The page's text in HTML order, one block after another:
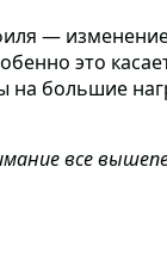
—
это
на большие
все